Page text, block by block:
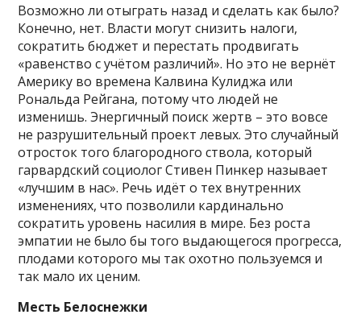
Возможно ли отыграть назад и сделать как было?
Конечно, нет. Власти могут снизить налоги,
сократить бюджет и перестать продвигать
«равенство с учётом различий». Но это не вернёт
Америку во времена Калвина Кулиджа или
Рональда Рейгана, потому что людей не
изменишь. Энергичный поиск жертв – это вовсе
не разрушительный проект левых. Это случайный
отросток того благородного ствола, который
гарвардский социолог Стивен Пинкер называет
«лучшим в нас». Речь идёт о тех внутренних
изменениях, что позволили кардинально
сократить уровень насилия в мире. Без роста
эмпатии не было бы того выдающегося прогресса,
плодами которого мы так охотно пользуемся и
так мало их ценим.
Месть Белоснежки